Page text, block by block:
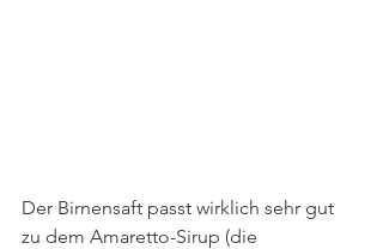
Der Birnensaft passt wirklich sehr gut
zu dem Amaretto-Sirup (die